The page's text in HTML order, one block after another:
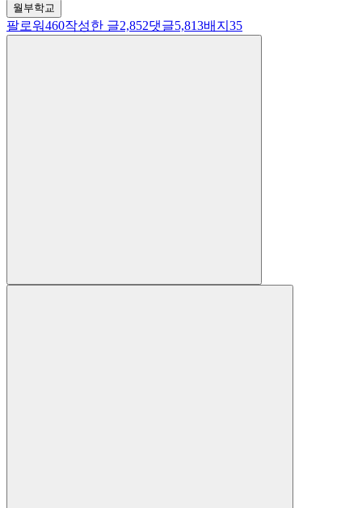
월부학교
팔로워460작성한 글2,852댓글5,813배지 35